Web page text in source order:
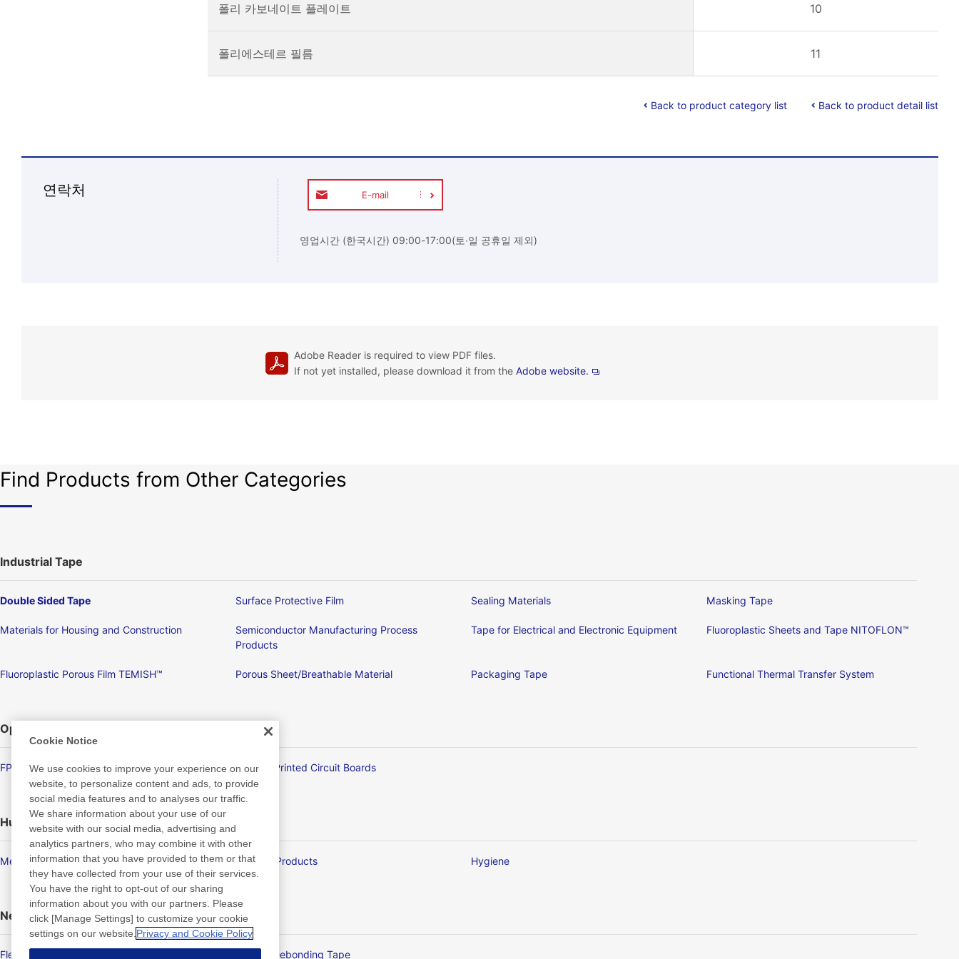
폴리 카보네이트 플레이트 10
폴리에스테르 필름 11
Back to product category list Back to product detail list
연락처 E-mail
영업시간 (한국시간) 09:00-17:00(토∙일 공휴일 제외)
Adobe Reader is required to view PDF files.
If not yet installed, please download it from the Adobe website.
Find Products from Other Categories
Industrial Tape
Double Sided Tape Surface Protective Film Sealing Materials Masking Tape
Materials for Housing and Construction
Semiconductor Manufacturing Process
Products
Tape for Electrical and Electronic Equipment Fluoroplastic Sheets and Tape NITOFLON™
Fluoroplastic Porous Film TEMISH™ Porous Sheet/Breathable Material Packaging Tape Functional Thermal Transfer System
Optronics
FPD/Touch Panel Related Products Flexible Printed Circuit Boards
Human Life
Membrane Products Medical Products Hygiene
New Products/Technologies
Flex Sensing Electric Debonding Tape
Cookie Notice
We use cookies to improve your experience on our
website, to personalize content and ads, to provide
social media features and to analyses our traffic.
We share information about your use of our
website with our social media, advertising and
analytics partners, who may combine it with other
information that you have provided to them or that
they have collected from your use of their services.
You have the right to opt-out of our sharing
information about you with our partners. Please
click [Manage Settings] to customize your cookie
settings on our website. Privacy and Cookie Policy